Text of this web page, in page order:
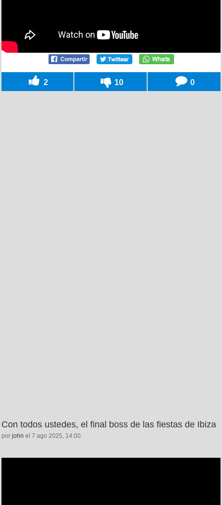
2 10 0
Con todos ustedes, el final boss de las fiestas de Ibiza
por john el 7 ago 2025, 14:00